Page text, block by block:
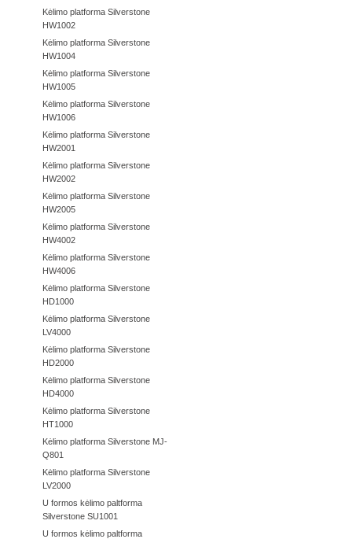
Kėlimo platforma Silverstone
HW1002
Kėlimo platforma Silverstone
HW1004
Kėlimo platforma Silverstone
HW1005
Kėlimo platforma Silverstone
HW1006
Kėlimo platforma Silverstone
HW2001
Kėlimo platforma Silverstone
HW2002
Kėlimo platforma Silverstone
HW2005
Kėlimo platforma Silverstone
HW4002
Kėlimo platforma Silverstone
HW4006
Kėlimo platforma Silverstone
HD1000
Kėlimo platforma Silverstone
LV4000
Kėlimo platforma Silverstone
HD2000
Kėlimo platforma Silverstone
HD4000
Kėlimo platforma Silverstone
HT1000
Kėlimo platforma Silverstone MJ-
Q801
Kėlimo platforma Silverstone
LV2000
U formos kėlimo paltforma
Silverstone SU1001
U formos kėlimo paltforma